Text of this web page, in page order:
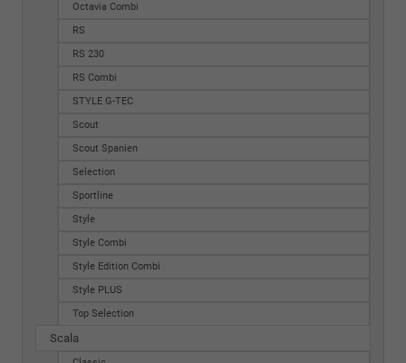
Octavia Combi
RS
RS 230
RS Combi
STYLE G-TEC
Scout
Scout Spanien
Selection
Sportline
Style
Style Combi
Style Edition Combi
Style PLUS
Top Selection
Scala